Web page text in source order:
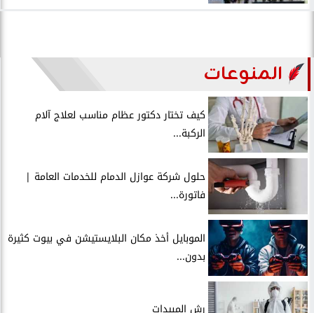
المنوعات
كيف تختار دكتور عظام مناسب لعلاج آلام
الركبة...
حلول شركة عوازل الدمام للخدمات العامة |
فاتورة...
الموبايل أخذ مكان البلايستيشن في بيوت كثيرة
بدون...